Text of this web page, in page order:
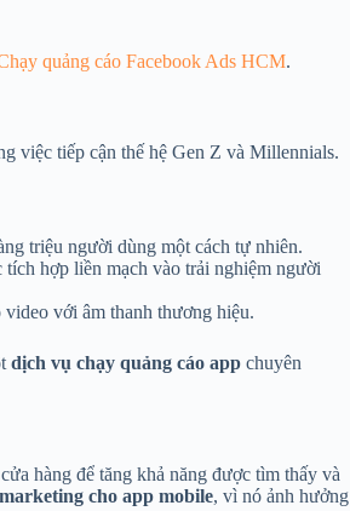
quảng cáo Facebook Ads HCM.
việc tiếp cận thế hệ Gen Z và Millennials.
triệu người dùng một cách tự nhiên.
hợp liền mạch vào trải nghiệm người
với âm thanh thương hiệu.
dịch vụ chạy quảng cáo app chuyên
hàng để tăng khả năng được tìm thấy và
cho app mobile, vì nó ảnh hưởng